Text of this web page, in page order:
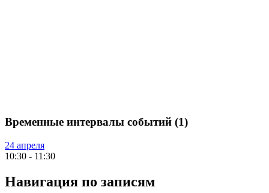
Временные интервалы событий (1)
24 апреля
10:30 - 11:30
Навигация по записям